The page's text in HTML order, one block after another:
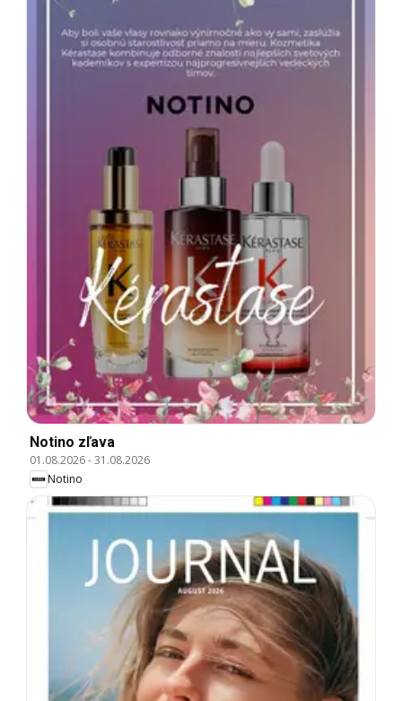
Notino zľava
01.08.2026-31.08.2026
Notino